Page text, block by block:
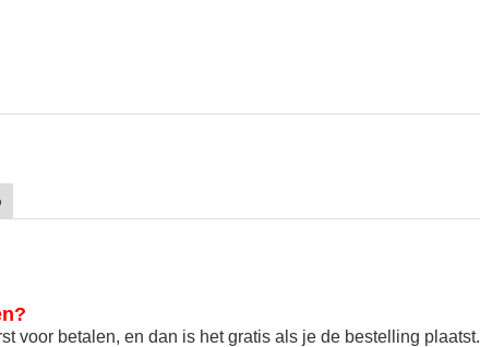
voor betalen, en dan is het gratis als je de bestelling plaatst.